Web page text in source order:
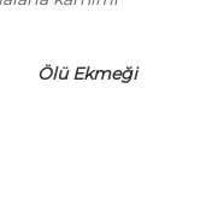
Ölü Ekmeği